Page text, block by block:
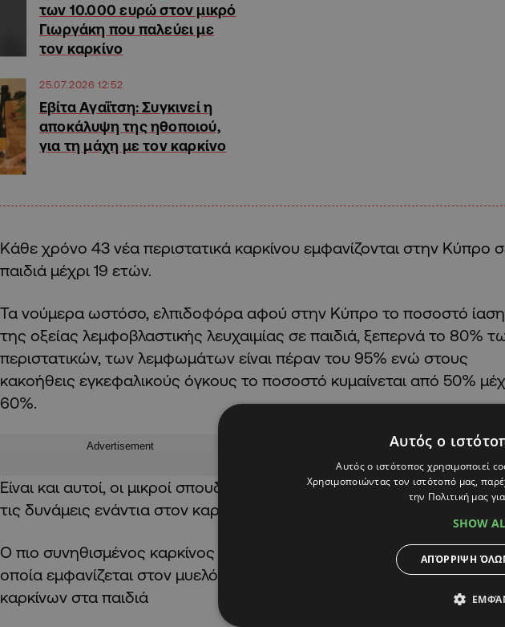
των 10.000 ευρώ στον μικρό
Γιωργάκη που παλεύει με
τον καρκίνο
25.07.2026 12:52
Εβίτα Αγαΐτση: Συγκινεί η
αποκάλυψη της ηθοποιού,
για τη μάχη με τον καρκίνο
Κάθε χρόνο 43 νέα περιστατικά καρκίνου εμφανίζονται στην Κύπρο
παιδιά μέχρι 19 ετών.
Τα νούμερα ωστόσο, ελπιδοφόρα αφού στην Κύπρο το ποσοστό
της οξείας λεμφοβλαστικής λευχαιμίας σε παιδιά, ξεπερνά το 80%
περιστατικών, των λεμφωμάτων είναι πέραν του 95% ενώ στους
κακοήθεις εγκεφαλικούς όγκους το ποσοστό κυμαίνεται από 50%
60%.
Advertisement
Είναι και αυτοί, οι μικροί σπουδαίοι μαχητές που παλεύουν με όλες
τις δυνάμεις ενάντια στον καρκίνο.
Ο πιο συνηθισμένος καρκίνος στην παιδική ηλικία είναι η λευχαιμία η
οποία εμφανίζεται στον μυελό των οστών και ευθύνεται για το 1/3
καρκίνων στα παιδιά
Αυτός ο
Αυτός ο ιστότοπος χρησιμοποιεί
Χρησιμοποιώντας τον ιστότοπό μας,
την Πολιτική μας
SHOW
ΑΠΌΡΡΙΨΗ